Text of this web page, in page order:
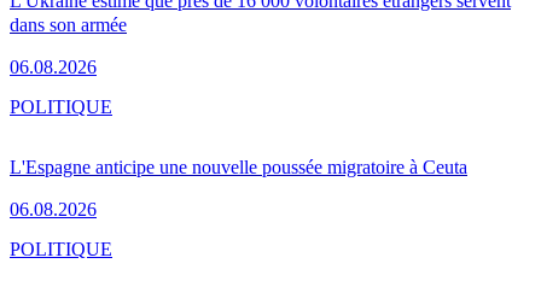
dans son armée
06.08.2026
L'Espagne anticipe une nouvelle poussée migratoire à Ceuta
06.08.2026
POLITIQUE
POLITIQUE